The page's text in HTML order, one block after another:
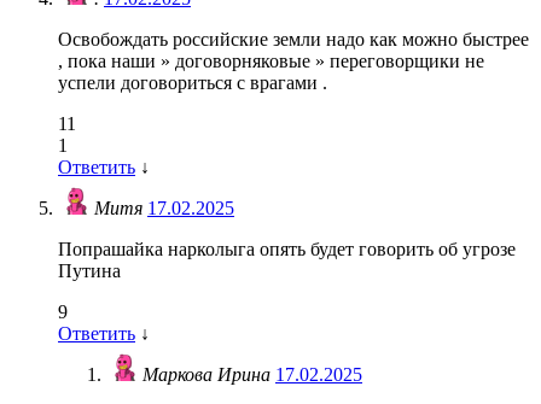
Освобождать российские земли надо как можно быстрее
, пока наши » договорняковые » переговорщики не
успели договориться с врагами .
11
1
Ответить ↓
Митя 17.02.2025
Попрашайка нарколыга опять будет говорить об угрозе
Путина
9
Ответить ↓
Маркова Ирина 17.02.2025